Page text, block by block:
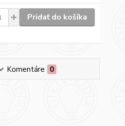
Pridať do košíka
Komentáre 0